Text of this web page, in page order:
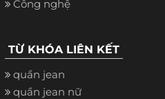
Công nghệ
TỪ KHÓA LIÊN KẾT
quần jean
quần jean nữ